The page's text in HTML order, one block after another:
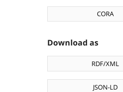
CORA
Download as
RDF/XML
JSON-LD